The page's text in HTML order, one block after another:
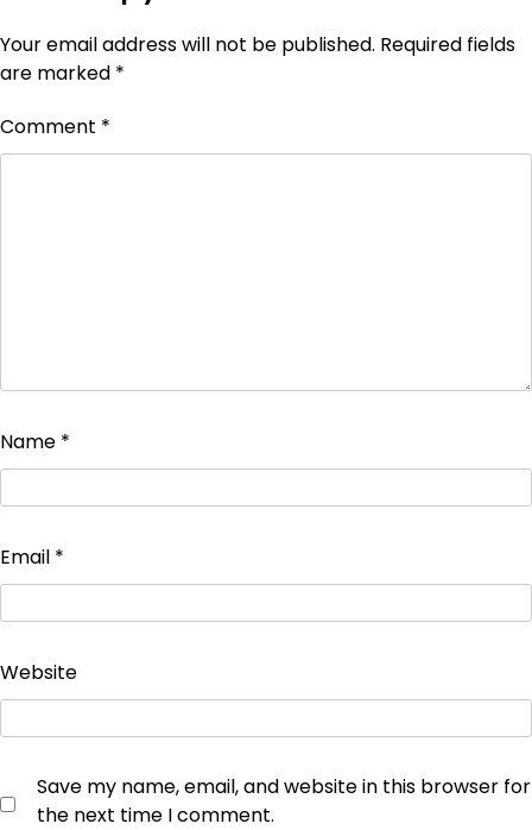
Your email address will not be published. Required fields
are marked *
Comment *
Name *
Email *
Website
Save my name, email, and website in this browser for
the next time I comment.